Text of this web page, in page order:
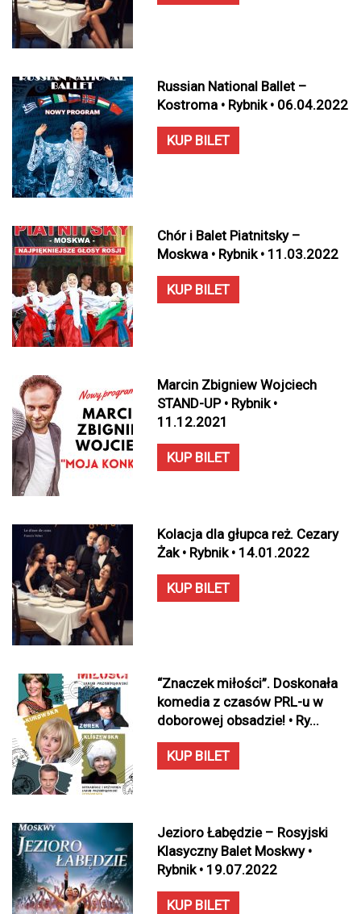
Russian National Ballet –
Kostroma • Rybnik • 06.04.2022
KUP BILET
Chór i Balet Piatnitsky –
Moskwa • Rybnik • 11.03.2022
KUP BILET
Marcin Zbigniew Wojciech
STAND-UP • Rybnik •
11.12.2021
KUP BILET
Kolacja dla głupca reż. Cezary
Żak • Rybnik • 14.01.2022
KUP BILET
“Znaczek miłości”. Doskonała
komedia z czasów PRL-u w
doborowej obsadzie! • Ry...
KUP BILET
Jezioro Łabędzie – Rosyjski
Klasyczny Balet Moskwy •
Rybnik • 19.07.2022
KUP BILET